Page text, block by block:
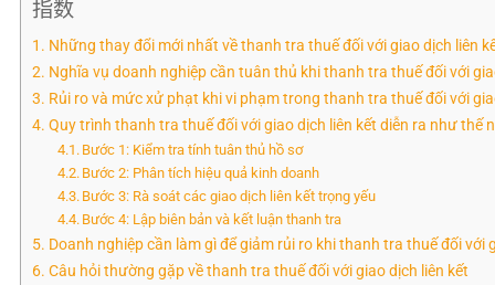
指数
Những thay đổi mới nhất về thanh tra thuế đối với giao dịch liên
Nghĩa vụ doanh nghiệp cần tuân thủ khi thanh tra thuế đối với
Rủi ro và mức xử phạt khi vi phạm trong thanh tra thuế đối với
Quy trình thanh tra thuế đối với giao dịch liên kết diễn ra như thế
Bước 1: Kiểm tra tính tuân thủ hồ sơ
Bước 2: Phân tích hiệu quả kinh doanh
Bước 3: Rà soát các giao dịch liên kết trọng yếu
Bước 4: Lập biên bản và kết luận thanh tra
Doanh nghiệp cần làm gì để giảm rủi ro khi thanh tra thuế đối với
Câu hỏi thường gặp về thanh tra thuế đối với giao dịch liên kết